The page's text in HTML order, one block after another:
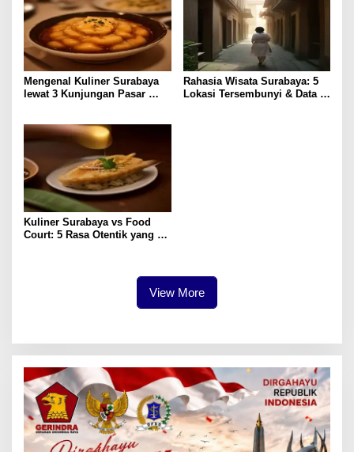
Mengenal Kuliner Surabaya
lewat 3 Kunjungan Pasar
Rahasia Wisata Surabaya: 5
Lokasi Tersembunyi & Data
Kuliner Surabaya vs Food
Court: 5 Rasa Otentik yang
View More